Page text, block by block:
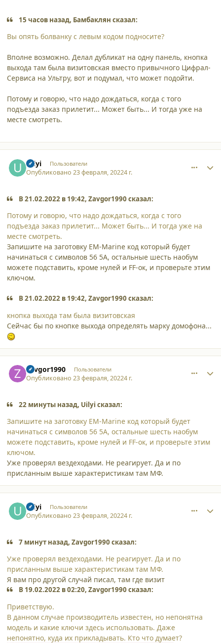
15 часов назад, Бамбаклян сказал:
Вы опять болванку с левым кодом подносите?
Вполне возможно. Делал дубликат на одну панель, кнопка
выхода там была визитовская вместо привычного Цифрал-
Сервиса на Ультру, вот и подумал, что может подойти.
Потому и говорю, что надо дождаться, когда с того
подъезда заказ прилетит... Может быть... И тогда уже на
месте смотреть.
Uilyi Пользователи
Опубликовано23 февраля, 20224 г.
В 21.02.2022 в 19:42, Zavgor1990 сказал:
Потому и говорю, что надо дождаться, когда с того
подъезда заказ прилетит... Может быть... И тогда уже на
месте смотреть.
Запишите на заготовку EM-Marine код который будет
начинаться с символов 56 5A, остальные шесть наобум
можете подставить, кроме нулей и FF-ок, и проверьте этим
ключом.
В 21.02.2022 в 19:42, Zavgor1990 сказал:
кнопка выхода там была визитовская
Сейчас бы по кнопке выхода определять марку домофона...
Zavgor1990 Пользователи
Опубликовано23 февраля, 20224 г.
22 минуты назад, Uilyi сказал:
Запишите на заготовку EM-Marine код который будет
начинаться с символов 56 5A, остальные шесть наобум
можете подставить, кроме нулей и FF-ок, и проверьте этим
ключом.
Уже проверял вездеходами. Не реагирует. Да и по
присланным выше характеристикам там МФ.
Uilyi Пользователи
Опубликовано23 февраля, 20224 г.
7 минут назад, Zavgor1990 сказал:
Уже проверял вездеходами. Не реагирует. Да и по
присланным выше характеристикам там МФ.
Я вам про другой случай писал, там где визит
В 19.02.2022 в 02:20, Zavgor1990 сказал:
Приветствую.
В данном случае производитель известен, но непонятна
модель и какие ключи здесь использовать. Даже
непонятно, куда их прикладывать. Кто что думает?